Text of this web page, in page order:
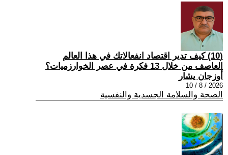
(10) كيف تدير اقتصاد انفعالاتك في هذا العالم
العاصف من خلال 13 فكرة في عصر الخوارزميات؟
أوزجان يشار
2026 / 8 / 10
الصحة والسلامة الجسدية والنفسية